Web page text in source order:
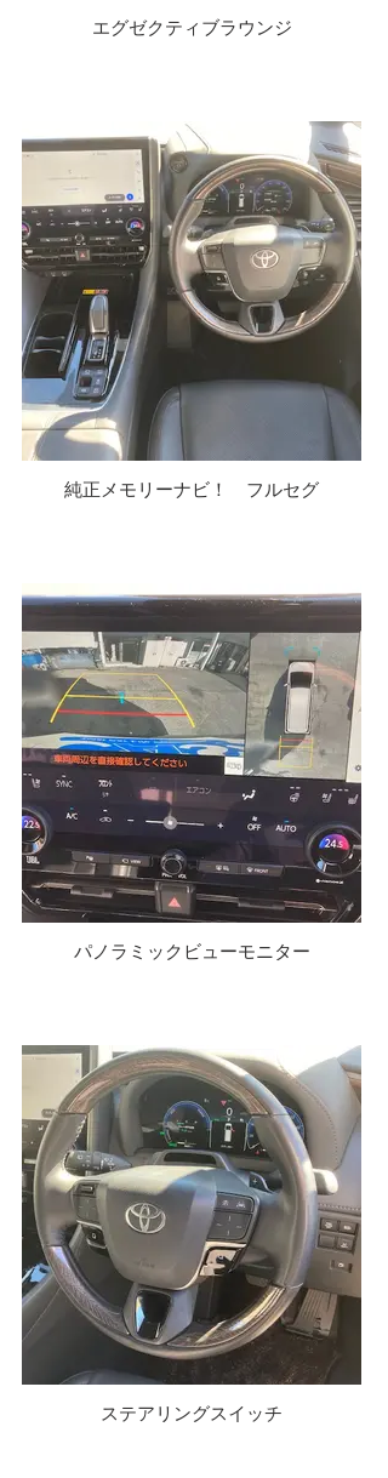
エグゼクティブラウンジ
純正メモリーナビ！ フルセグ
パノラミックビューモニター
ステアリングスイッチ